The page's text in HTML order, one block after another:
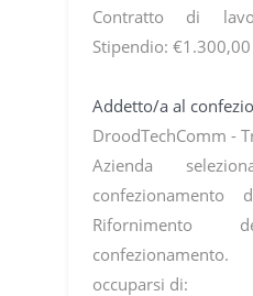
Contratto di
Stipendio:
Addetto/a al
DroodTechComm -
Azienda
confezionamento
occuparsi di: